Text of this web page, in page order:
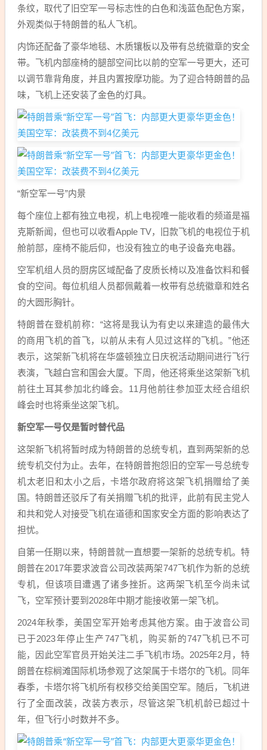
条纹，取代了旧空军一号标志性的白色和浅蓝色配色方案，
外观类似于特朗普的私人飞机。
内饰还配备了豪华地毯、木质镶板以及带有总统徽章的安全
带。飞机内部座椅的腿部空间比以前的空军一号更大，还可
以调节靠背角度，并且内置按摩功能。为了迎合特朗普的品
味，飞机上还安装了金色的灯具。
“新空军一号”内景
每个座位上都有独立电视，机上电视唯一能收看的频道是福
克斯新闻，但也可以收看Apple TV，旧款飞机的电视位于机
舱前部，座椅不能后仰，也没有独立的电子设备充电器。
空军机组人员的厨房区域配备了皮质长椅以及准备饮料和餐
食的空间。每位机组人员都佩戴着一枚带有总统徽章和姓名
的大圆形胸针。
特朗普在登机前称：“这将是我认为有史以来建造的最伟大
的商用飞机的首飞，以前从未有人见过这样的飞机。”他还
表示，这架新飞机将在华盛顿独立日庆祝活动期间进行飞行
表演，飞越白宫和国会大厦。下周，他还将乘坐这架新飞机
前往土耳其参加北约峰会。11月他前往参加亚太经合组织
峰会时也将乘坐这架飞机。
新空军一号仅是暂时替代品
这架新飞机将暂时成为特朗普的总统专机，直到两架新的总
统专机交付为止。去年，在特朗普抱怨旧的空军一号总统专
机太老旧和太小之后，卡塔尔政府将这架飞机捐赠给了美
国。特朗普还驳斥了有关捐赠飞机的批评，此前有民主党人
和共和党人对接受飞机在道德和国家安全方面的影响表达了
担忧。
自第一任期以来，特朗普就一直想要一架新的总统专机。特
朗普在2017年要求波音公司改装两架747飞机作为新的总统
专机，但该项目遭遇了诸多挫折。这两架飞机至今尚未试
飞，空军预计要到2028年中期才能接收第一架飞机。
2024年秋季，美国空军开始考虑其他方案。由于波音公司
已于2023年停止生产747飞机，购买新的747飞机已不可
能，因此空军官员开始关注二手飞机市场。2025年2月，特
朗普在棕榈滩国际机场参观了这架属于卡塔尔的飞机。同年
春季，卡塔尔将飞机所有权移交给美国空军。随后，飞机进
行了全面改装，改装方表示，尽管这架飞机机龄已超过十
年，但飞行小时数并不多。